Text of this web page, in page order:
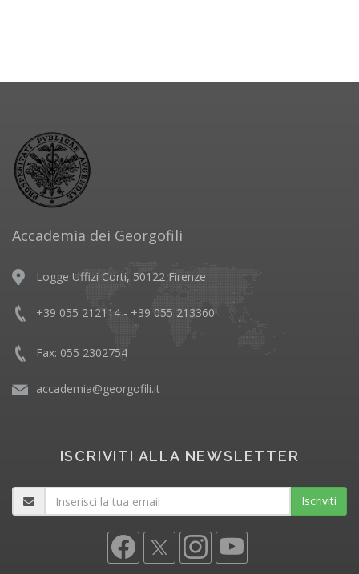
Accademia dei Georgofili
Logge Uffizi Corti, 50122 Firenze
+39 055 212114 - +39 055 213360
Fax: 055 2302754
accademia@georgofili.it
ISCRIVITI ALLA NEWSLETTER
Iscriviti